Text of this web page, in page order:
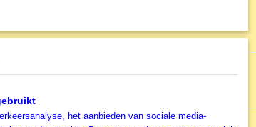
87210176033
het aanbieden van sociale media-